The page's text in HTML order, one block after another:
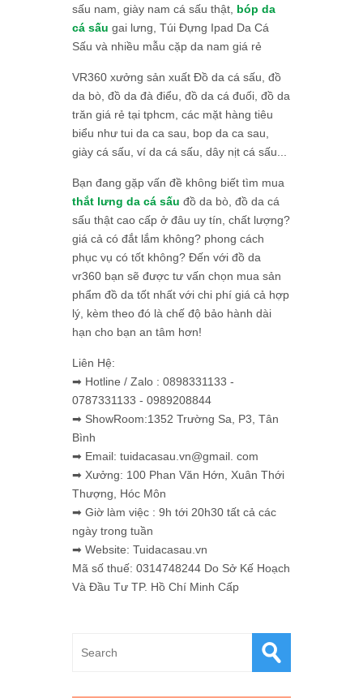
sấu nam, giày nam cá sấu thật, bóp da
cá sấu gai lưng, Túi Đựng Ipad Da Cá
Sấu và nhiều mẫu cặp da nam giá rẻ
VR360 xưởng sản xuất Đồ da cá sấu, đồ
da bò, đồ da đà điểu, đồ da cá đuối, đồ da
trăn giá rẻ tại tphcm, các mặt hàng tiêu
biểu như tui da ca sau, bop da ca sau,
giày cá sấu, ví da cá sấu, dây nịt cá sấu...
Bạn đang gặp vấn đề không biết tìm mua
thắt lưng da cá sấu đồ da bò, đồ da cá
sấu thật cao cấp ở đâu uy tín, chất lượng?
giá cả có đắt lắm không? phong cách
phục vụ có tốt không? Đến với đồ da
vr360 bạn sẽ được tư vấn chọn mua sản
phẩm đồ da tốt nhất với chi phí giá cả hợp
lý, kèm theo đó là chế độ bảo hành dài
hạn cho bạn an tâm hơn!
Liên Hệ:
➡ Hotline / Zalo : 0898331133 -
0787331133 - 0989208844
➡ ShowRoom:1352 Trường Sa, P3, Tân
Bình
➡ Email: tuidacasau.vn@gmail. com
➡ Xưởng: 100 Phan Văn Hớn, Xuân Thới
Thượng, Hóc Môn
➡ Giờ làm việc : 9h tới 20h30 tất cả các
ngày trong tuần
➡ Website: Tuidacasau.vn
Mã số thuế: 0314748244 Do Sở Kế Hoạch
Và Đầu Tư TP. Hồ Chí Minh Cấp